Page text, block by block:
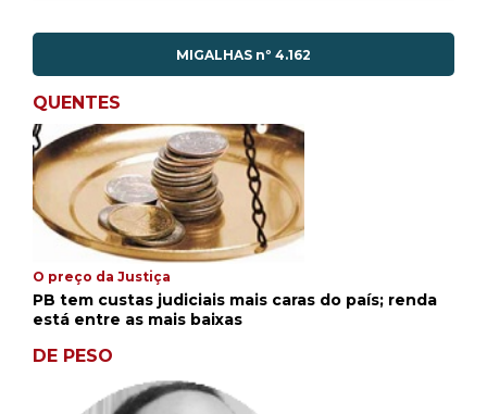
MIGALHAS nº 4.162
QUENTES
O preço da Justiça
PB tem custas judiciais mais caras do país; renda
está entre as mais baixas
DE PESO